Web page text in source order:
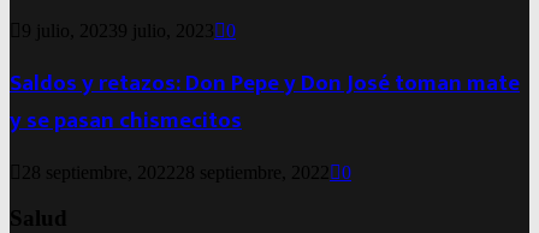
9 julio, 20239 julio, 2023 0
Saldos y retazos: Don Pepe y Don José toman mate
y se pasan chismecitos
28 septiembre, 2022 28 septiembre, 2022 0
Salud